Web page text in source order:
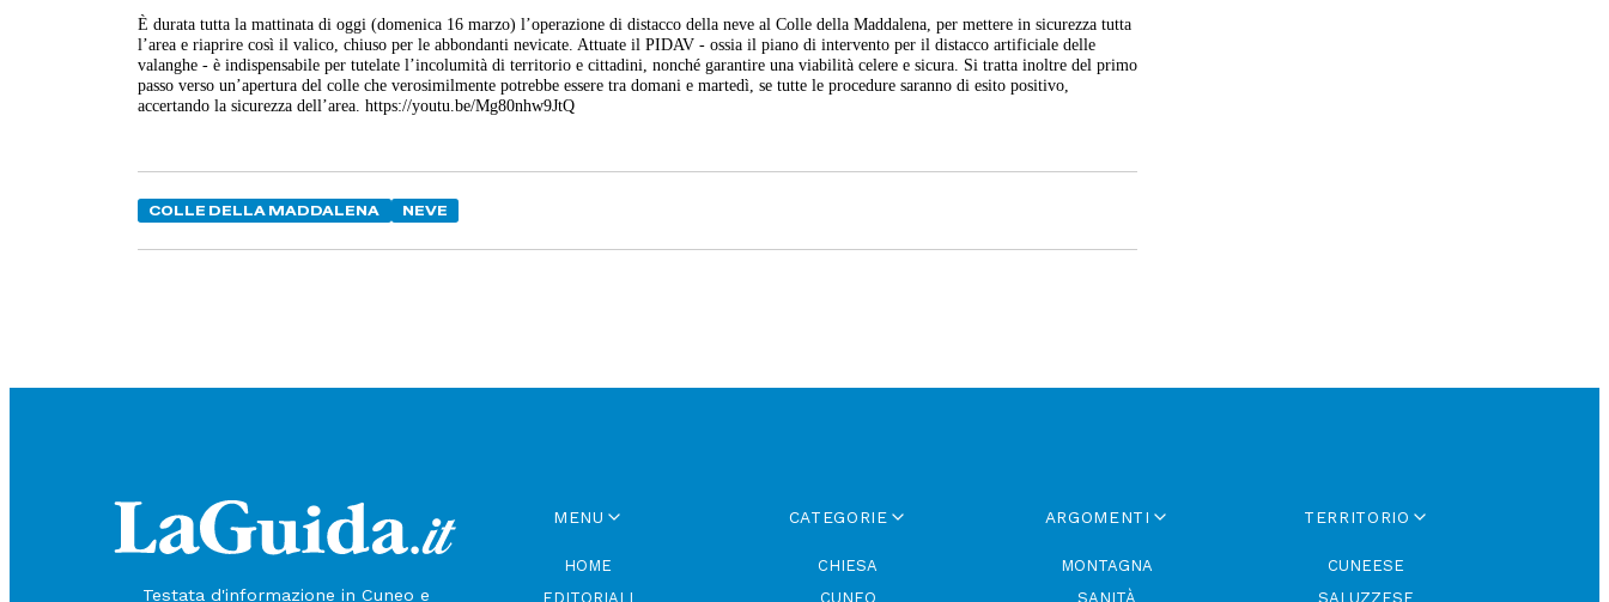
È durata tutta la mattinata di oggi (domenica 16 marzo) l’operazione di distacco della neve al Colle della Maddalena, per mettere in sicurezza tutta
l’area e riaprire così il valico, chiuso per le abbondanti nevicate. Attuate il PIDAV - ossia il piano di intervento per il distacco artificiale delle
valanghe - è indispensabile per tutelate l’incolumità di territorio e cittadini, nonché garantire una viabilità celere e sicura. Si tratta inoltre del primo
passo verso un’apertura del colle che verosimilmente potrebbe essere tra domani e martedì, se tutte le procedure saranno di esito positivo,
accertando la sicurezza dell’area. https://youtu.be/Mg80nhw9JtQ
COLLE DELLA MADDALENA NEVE
Testata d'informazione in Cuneo e
MENU
HOME
EDITORIALI
CATEGORIE
CHIESA
CUNEO
ARGOMENTI
MONTAGNA
SANITÀ
TERRITORIO
CUNEESE
SALUZZESE